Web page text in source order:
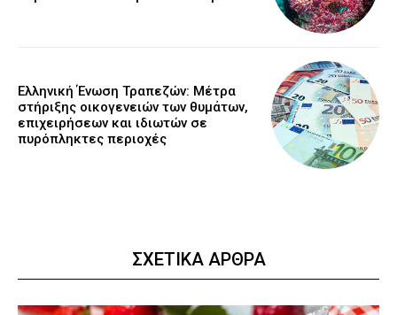
Ελληνική Ένωση Τραπεζών: Μέτρα
στήριξης οικογενειών των θυμάτων,
επιχειρήσεων και ιδιωτών σε
πυρόπληκτες περιοχές
ΣΧΕΤΙΚΑ ΑΡΘΡΑ